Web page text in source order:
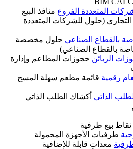
المتعددة الفروع منافذ البيع
التجاري (حلول للشركات المتعددة
بالقطاع الصناعي حلول مخصصة
بالقطاع الصناعي)
الزبائن حجوزات المطاعم وإدارة
رقمية قائمة مطعم سهلة المسح
الذاتي أكشاك الطلب الذاتي
نقاط بيع طرفية
طرفيات الأجهزة المحمولة
معدات قابلة للإضافية